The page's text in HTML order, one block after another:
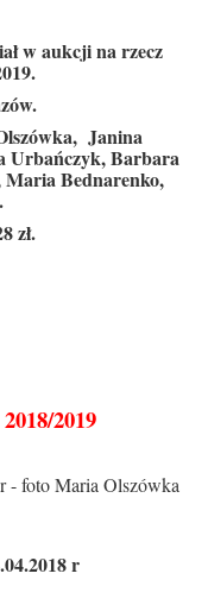
w aukcji na rzecz
Janina
Urbańczyk, Barbara
Bednarenko,
zł.
2019
- foto Maria Olszówka
r